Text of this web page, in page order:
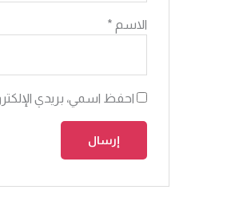
الاسم *
احفظ اسمي، بريدي